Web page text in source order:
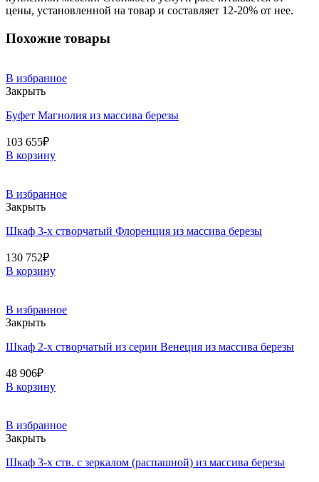
цены, установленной на товар и составляет 12-20% от нее.
Похожие товары
В избранное
Закрыть
Буфет Магнолия из массива березы
103 655₽
В корзину
В избранное
Закрыть
Шкаф 3-х створчатый Флоренция из массива березы
130 752₽
В корзину
В избранное
Закрыть
Шкаф 2-х створчатый из серии Венеция из массива березы
48 906₽
В корзину
В избранное
Закрыть
Шкаф 3-х ств. с зеркалом (распашной) из массива березы